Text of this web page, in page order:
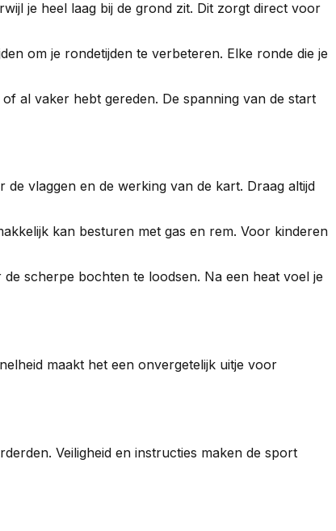
je heel laag bij de grond zit. Dit zorgt direct voor
om je rondetijden te verbeteren. Elke ronde die je
al vaker hebt gereden. De spanning van de start
vlaggen en de werking van de kart. Draag altijd
kan besturen met gas en rem. Voor kinderen
scherpe bochten te loodsen. Na een heat voel je
maakt het een onvergetelijk uitje voor
Veiligheid en instructies maken de sport